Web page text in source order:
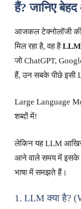
हैं? जानिए
आजकल टेक्नोलॉजी की
मिल रहा है, वह हैLLM
जो ChatGPT,
हैं, उन सबके पीछे इसी
Large Language
शब्दों में!
लेकिन यह LLM आखिर
आने वाले समय में इसके
भाषा में समझते हैं।
1. LLM क्या है?